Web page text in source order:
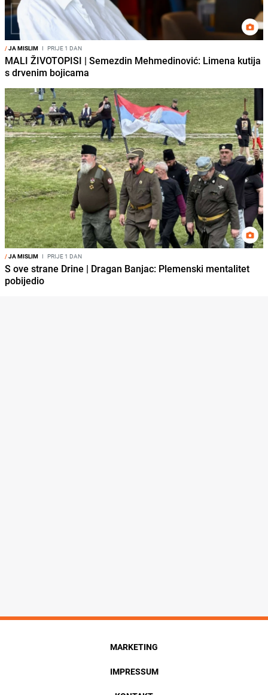
/JA MISLIM I PRIJE 1 DAN
MALI ŽIVOTOPISI | Semezdin Mehmedinović: Limena kutija
s drvenim bojicama
/JA MISLIM I PRIJE 1 DAN
S ove strane Drine | Dragan Banjac: Plemenski mentalitet
pobijedio
MARKETING
IMPRESSUM